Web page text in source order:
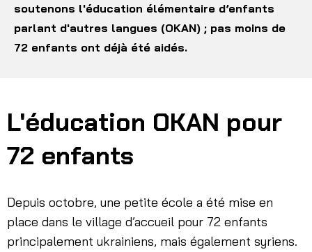
soutenons l'éducation élémentaire d’enfants
parlant d'autres langues (OKAN) ; pas moins de
72 enfants ont déjà été aidés.
L'éducation OKAN pour
72 enfants
Depuis octobre, une petite école a été mise en
place dans le village d’accueil pour 72 enfants
principalement ukrainiens, mais également syriens.